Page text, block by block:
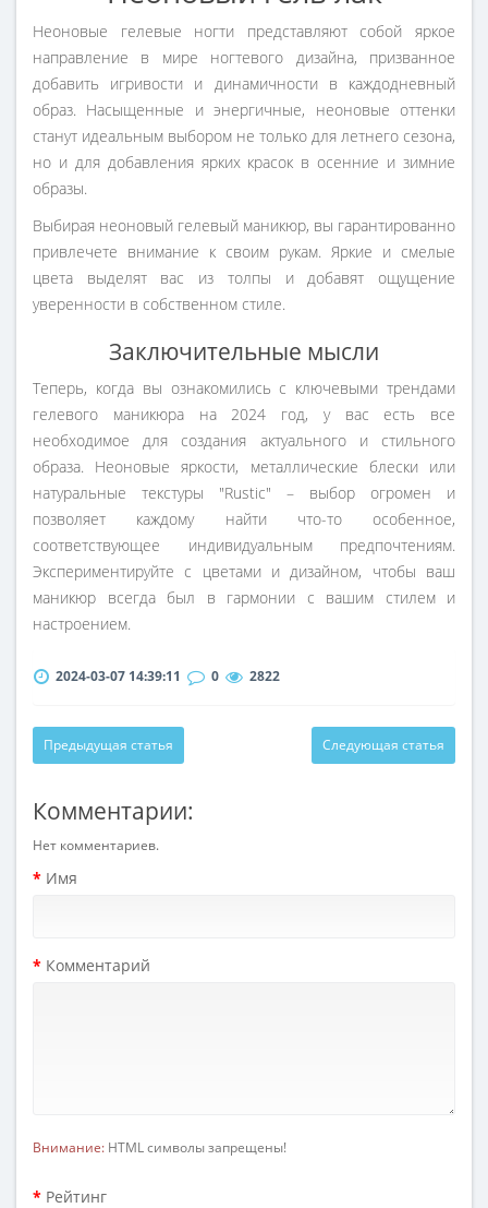
Неоновые гелевые ногти представляют собой яркое
направление в мире ногтевого дизайна, призванное
добавить игривости и динамичности в каждодневный
образ. Насыщенные и энергичные, неоновые оттенки
станут идеальным выбором не только для летнего сезона,
но и для добавления ярких красок в осенние и зимние
образы.
Выбирая неоновый гелевый маникюр, вы гарантированно
привлечете внимание к своим рукам. Яркие и смелые
цвета выделят вас из толпы и добавят ощущение
уверенности в собственном стиле.
Заключительные мысли
Теперь, когда вы ознакомились с ключевыми трендами
гелевого маникюра на 2024 год, у вас есть все
необходимое для создания актуального и стильного
образа. Неоновые яркости, металлические блески или
натуральные текстуры "Rustic" – выбор огромен и
позволяет каждому найти что-то особенное,
соответствующее индивидуальным предпочтениям.
Экспериментируйте с цветами и дизайном, чтобы ваш
маникюр всегда был в гармонии с вашим стилем и
настроением.
2024-03-07 14:39:11 0 2822
Предыдущая статья Следующая статья
Комментарии:
Нет комментариев.
Имя
Комментарий
Внимание: HTML символы запрещены!
Рейтинг